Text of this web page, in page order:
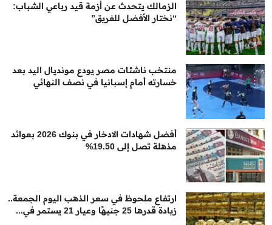
الزمالك يتحدث عن أزمة قيد رباعي الشباب:
“نختار الأفضل للفريق”
منتخب ناشئات مصر يودع مونديال اليد بعد
خسارته أمام إسبانيا في نصف النهائي
أفضل شهادات الادخار في بنوك 2026 بعوائد
مذهلة تصل إلى 19.50%
ارتفاع ملحوظ في سعر الذهب اليوم الجمعة..
زيادة قدرها 25 جنيهًا وعيار 21 يستمر في...